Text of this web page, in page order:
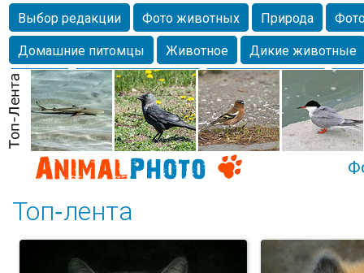
Выбор редакции Фото животных Природа
Домашние питомцы
Животное
Дикие животные
Собаки
Alexanderandronik Млекопитающие
Морда
Собачка Осень Портрет
Домашние
Насекомое
Коты Lebert Дикие птицы Утка
Топ-лента